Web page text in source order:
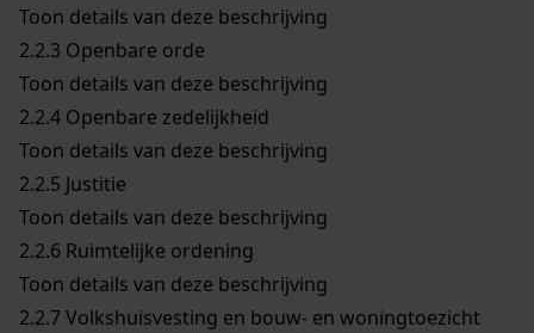
Toon details van deze beschrijving
2.2.3 Openbare orde
Toon details van deze beschrijving
2.2.4 Openbare zedelijkheid
Toon details van deze beschrijving
2.2.5 Justitie
Toon details van deze beschrijving
2.2.6 Ruimtelijke ordening
Toon details van deze beschrijving
2.2.7Volkshuisvesting en bouw- en woningtoezicht